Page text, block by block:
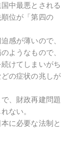
中最悪とされる
位が「第四の
感が薄いので、
ようなもので、
けてしまいがち
の症状の兆しが
、財政再建問題
ない。
に必要な法制と